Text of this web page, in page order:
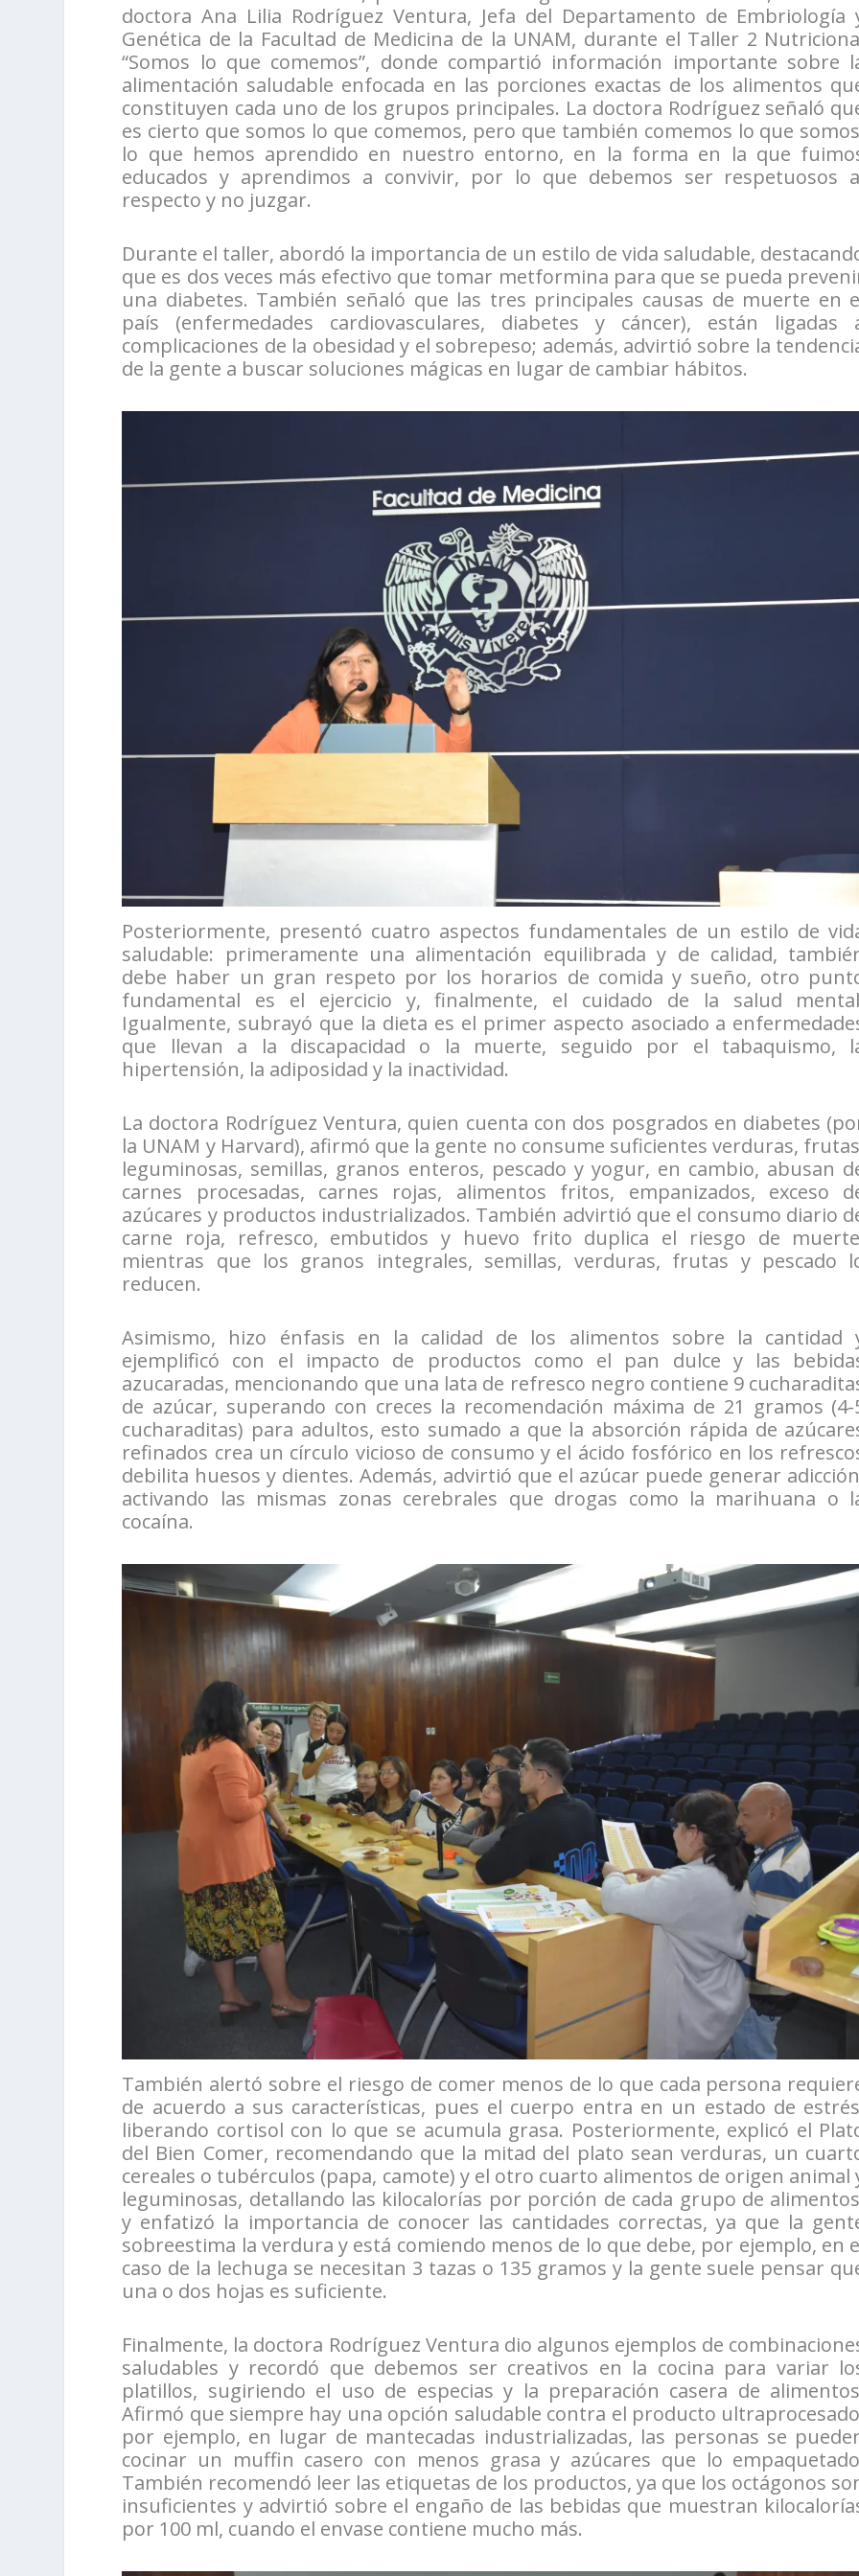
doctora Ana Lilia Rodríguez Ventura, Jefa del Departamento de Embriología
Genética de la Facultad de Medicina de la UNAM, durante el Taller 2
“Somos lo que comemos”, donde compartió información importante sobre
alimentación saludable enfocada en las porciones exactas de los alimentos
constituyen cada uno de los grupos principales. La doctora Rodríguez señaló
es cierto que somos lo que comemos, pero que también comemos lo que
lo que hemos aprendido en nuestro entorno, en la forma en la que
educados y aprendimos a convivir, por lo que debemos ser respetuosos
respecto y no juzgar.
Durante el taller, abordó la importancia de un estilo de vida saludable,
que es dos veces más efectivo que tomar metformina para que se pueda
una diabetes. También señaló que las tres principales causas de muerte en
país (enfermedades cardiovasculares, diabetes y cáncer), están ligadas
complicaciones de la obesidad y el sobrepeso; además, advirtió sobre la
de la gente a buscar soluciones mágicas en lugar de cambiar hábitos.
Posteriormente, presentó cuatro aspectos fundamentales de un estilo de
saludable: primeramente una alimentación equilibrada y de calidad,
debe haber un gran respeto por los horarios de comida y sueño, otro
fundamental es el ejercicio y, finalmente, el cuidado de la salud
Igualmente, subrayó que la dieta es el primer aspecto asociado a
que llevan a la discapacidad o la muerte, seguido por el tabaquismo,
hipertensión, la adiposidad y la inactividad.
La doctora Rodríguez Ventura, quien cuenta con dos posgrados en diabetes
la UNAM y Harvard), afirmó que la gente no consume suficientes verduras,
leguminosas, semillas, granos enteros, pescado y yogur, en cambio, abusan
carnes procesadas, carnes rojas, alimentos fritos, empanizados, exceso
azúcares y productos industrializados. También advirtió que el consumo diario
carne roja, refresco, embutidos y huevo frito duplica el riesgo de
mientras que los granos integrales, semillas, verduras, frutas y pescado
reducen.
Asimismo, hizo énfasis en la calidad de los alimentos sobre la cantidad
ejemplificó con el impacto de productos como el pan dulce y las
azucaradas, mencionando que una lata de refresco negro contiene 9
de azúcar, superando con creces la recomendación máxima de 21 gramos (4-
cucharaditas) para adultos, esto sumado a que la absorción rápida de
refinados crea un círculo vicioso de consumo y el ácido fosfórico en los
debilita huesos y dientes. Además, advirtió que el azúcar puede generar
activando las mismas zonas cerebrales que drogas como la marihuana o
cocaína.
También alertó sobre el riesgo de comer menos de lo que cada persona
de acuerdo a sus características, pues el cuerpo entra en un estado de
liberando cortisol con lo que se acumula grasa. Posteriormente, explicó el
del Bien Comer, recomendando que la mitad del plato sean verduras, un
cereales o tubérculos (papa, camote) y el otro cuarto alimentos de origen animal
leguminosas, detallando las kilocalorías por porción de cada grupo de
y enfatizó la importancia de conocer las cantidades correctas, ya que la
sobreestima la verdura y está comiendo menos de lo que debe, por ejemplo, en
caso de la lechuga se necesitan 3 tazas o 135 gramos y la gente suele pensar
una o dos hojas es suficiente.
Finalmente, la doctora Rodríguez Ventura dio algunos ejemplos de
saludables y recordó que debemos ser creativos en la cocina para variar
platillos, sugiriendo el uso de especias y la preparación casera de
Afirmó que siempre hay una opción saludable contra el producto
por ejemplo, en lugar de mantecadas industrializadas, las personas se
cocinar un muffin casero con menos grasa y azúcares que lo
También recomendó leer las etiquetas de los productos, ya que los octágonos
insuficientes y advirtió sobre el engaño de las bebidas que muestran
por 100 ml, cuando el envase contiene mucho más.